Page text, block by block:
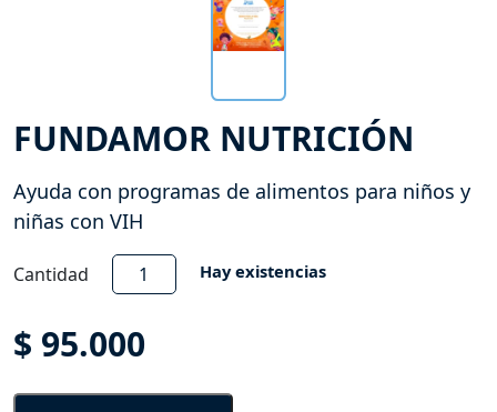
FUNDAMOR NUTRICIÓN
Ayuda con programas de alimentos para niños y
niñas con VIH
Cantidad
Fundamor
Nutrición
Hay existencias
$ 95.000